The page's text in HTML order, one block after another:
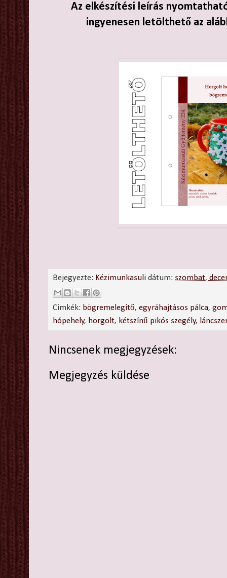
Az elkészítési leírás
ingyenesen letölthető az
Bejegyezte: Kézimunkasuli dátum: szombat,
Címkék: bögremelegítő,egyráhajtásos pálca,
hópehely, horgolt, kétszínű pikós szegély,
Nincsenek megjegyzések:
Megjegyzés küldése